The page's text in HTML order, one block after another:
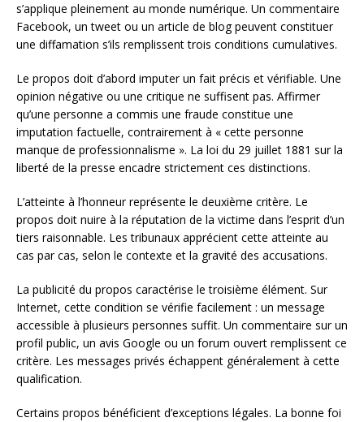
s’applique pleinement au monde numérique. Un commentaire
Facebook, un tweet ou un article de blog peuvent constituer
une diffamation s’ils remplissent trois conditions cumulatives.
Le propos doit d’abord imputer un fait précis et vérifiable. Une
opinion négative ou une critique ne suffisent pas. Affirmer
qu’une personne a commis une fraude constitue une
imputation factuelle, contrairement à « cette personne
manque de professionnalisme ». La loi du 29 juillet 1881 sur la
liberté de la presse encadre strictement ces distinctions.
L’atteinte à l’honneur représente le deuxième critère. Le
propos doit nuire à la réputation de la victime dans l’esprit d’un
tiers raisonnable. Les tribunaux apprécient cette atteinte au
cas par cas, selon le contexte et la gravité des accusations.
La publicité du propos caractérise le troisième élément. Sur
Internet, cette condition se vérifie facilement : un message
accessible à plusieurs personnes suffit. Un commentaire sur un
profil public, un avis Google ou un forum ouvert remplissent ce
critère. Les messages privés échappent généralement à cette
qualification.
Certains propos bénéficient d’exceptions légales. La bonne foi